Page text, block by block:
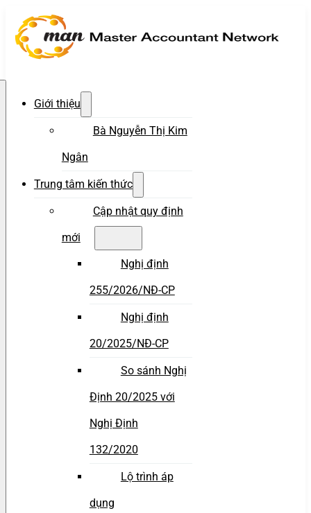
Giới thiệu
Bà Nguyễn Thị Kim
Ngân
Trung tâm kiến thức
Cập nhật quy định
mới
Nghị định
255/2026/NĐ-CP
Nghị định
20/2025/NĐ-CP
So sánh Nghị
Định 20/2025 với
Nghị Định
132/2020
Lộ trình áp
dụng